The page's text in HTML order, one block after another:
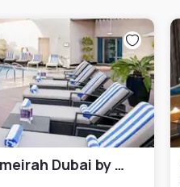
Mercure Gold Hotel Jumeirah Dubai by Accor